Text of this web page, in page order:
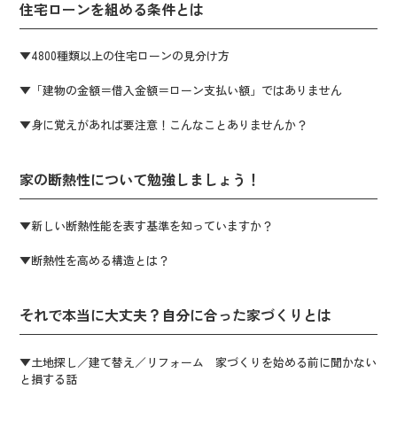
住宅ローンを組める条件とは
▼4800種類以上の住宅ローンの見分け方
▼「建物の金額＝借入金額＝ローン支払い額」ではありません
▼身に覚えがあれば要注意！こんなことありませんか？
家の断熱性について勉強しましょう！
▼新しい断熱性能を表す基準を知っていますか？
▼断熱性を高める構造とは？
それで本当に大丈夫？自分に合った家づくりとは
▼土地探し／建て替え／リフォーム 家づくりを始める前に聞かない
と損する話